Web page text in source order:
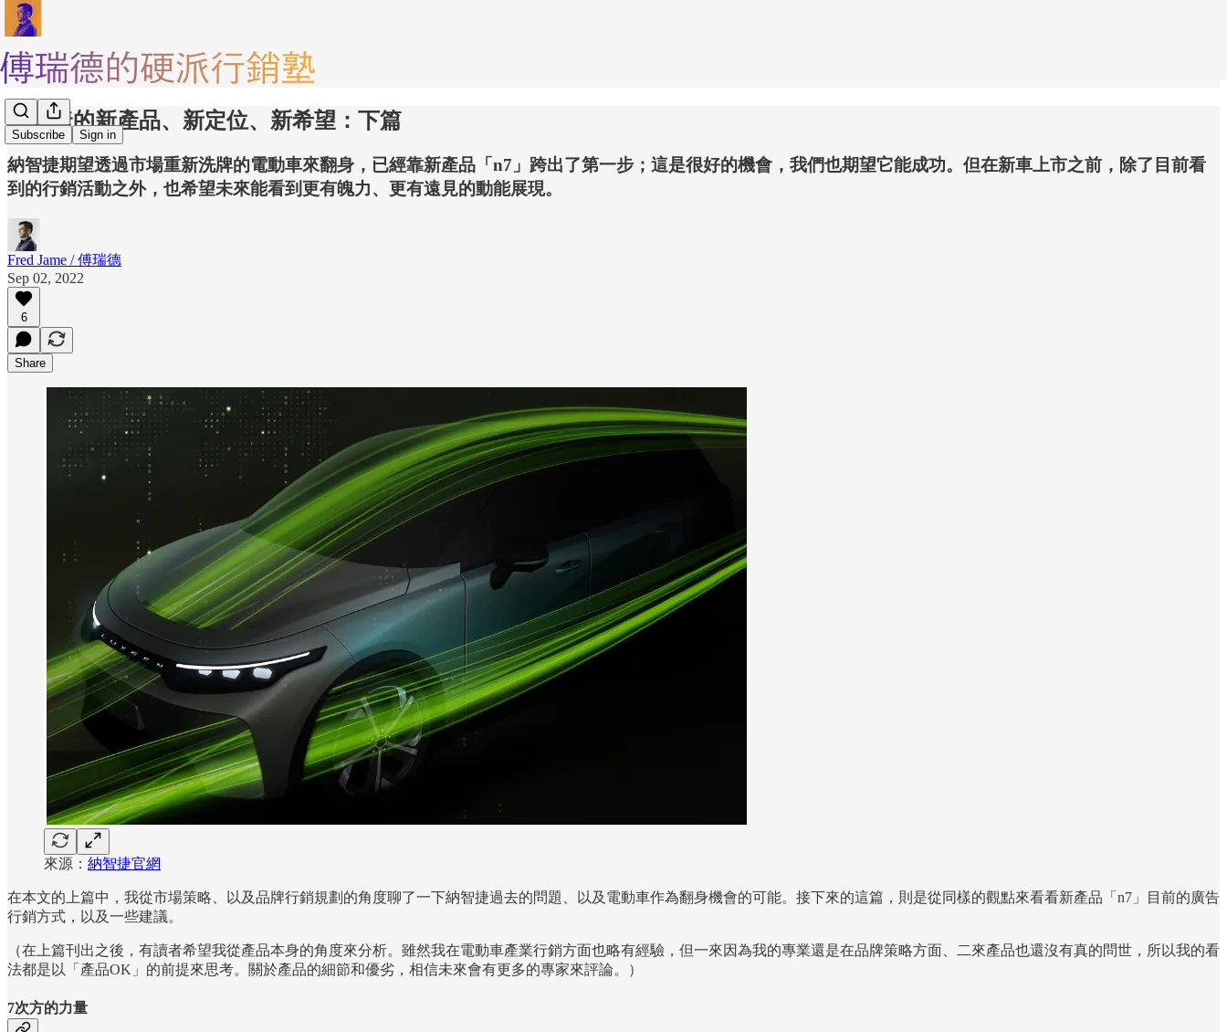
Subscribe Sign in
納智捷的新產品、新定位、新希望：下篇
納智捷期望透過市場重新洗牌的電動車來翻身，已經靠新產品「n7」跨出了第一步；這是很好的機會，我們也期望它能成功。但在新車上市之前，除了目前看
到的行銷活動之外，也希望未來能看到更有魄力、更有遠見的動能展現。
Fred Jame / 傅瑞德
Sep 02, 2022
6
Share
來源： 納智捷官網
在本文的上篇中，我從市場策略、以及品牌行銷規劃的角度聊了一下納智捷過去的問題、以及電動車作為翻身機會的可能。接下來的這篇，則是從同樣的觀點來看看新產品「n7」目前的廣告
行銷方式，以及一些建議。
（在上篇刊出之後，有讀者希望我從產品本身的角度來分析。雖然我在電動車產業行銷方面也略有經驗，但一來因為我的專業還是在品牌策略方面、二來產品也還沒有真的問世，所以我的看
法都是以「產品OK」的前提來思考。關於產品的細節和優劣，相信未來會有更多的專家來評論。）
7次方的力量